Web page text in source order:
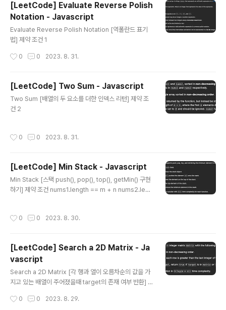
magazine) { if (!obj[data]) { obj[data] = 0; } obj[d
ata]++; } for(let data of ransomNote) { if(!obj[dat
a]) { return false; }..
[LeetCode] Evaluate Reverse Polish
Notation - Javascript
Evaluate Reverse Polish Notation [역폴란드 표기
법] 제약 조건 1
0 0 2023. 8. 31.
[LeetCode] Two Sum - Javascript
Two Sum [배열의 두 요소를 더한 인덱스 리턴] 제약 조
건 2
0 0 2023. 8. 31.
[LeetCode] Min Stack - Javascript
Min Stack [스택 push(), pop(), top(), getMin() 구현
하기] 제약 조건 nums1.length == m + n nums2.leng
0 0 2023. 8. 30.
[LeetCode] Search a 2D Matrix - Ja
vascript
Search a 2D Matrix [각 행과 열이 오름차순의 값을 가
지고 있는 배열이 주어졌을때 target의 존재 여부 반환] 제
0 0 2023. 8. 29.